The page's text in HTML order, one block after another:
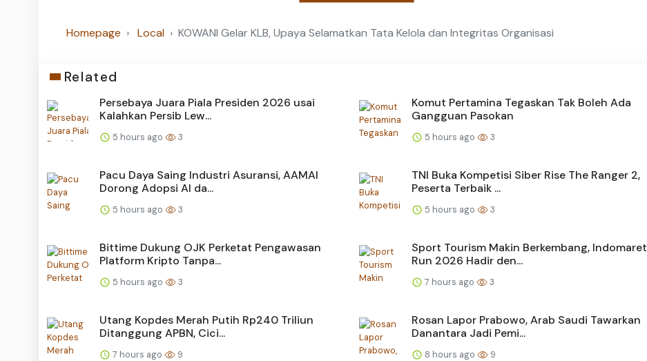
Homepage Local KOWANI Gelar KLB, Upaya Selamatkan Tata Kelola dan Integritas Organisasi
Related
Persebaya Juara Piala Presiden 2026 usai
Kalahkan Persib Lew...
5 hours ago 3
Komut Pertamina Tegaskan Tak Boleh Ada
Gangguan Pasokan
5 hours ago 3
Pacu Daya Saing Industri Asuransi, AAMAI
Dorong Adopsi AI da...
5 hours ago 3
TNI Buka Kompetisi Siber Rise The Ranger 2,
Peserta Terbaik ...
5 hours ago 3
Bittime Dukung OJK Perketat Pengawasan
Platform Kripto Tanpa...
5 hours ago 3
Sport Tourism Makin Berkembang, Indomaret
Run 2026 Hadir den...
7 hours ago 3
Utang Kopdes Merah Putih Rp240 Triliun
Ditanggung APBN, Cici...
7 hours ago 9
Rosan Lapor Prabowo, Arab Saudi Tawarkan
Danantara Jadi Pemi...
8 hours ago 9